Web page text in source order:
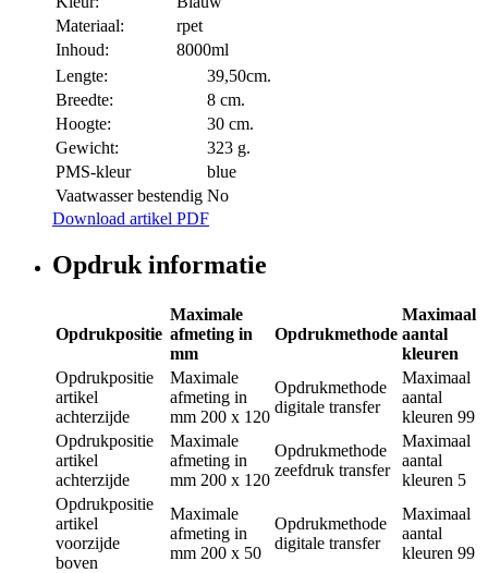
Materiaal:
rpet
Inhoud:
8000ml
Lengte:
39,50cm.
Breedte:
8 cm.
Hoogte:
30 cm.
Gewicht:
323 g.
PMS-kleur
blue
Vaatwasser bestendig No
Download artikel PDF
Opdruk informatie
Opdrukpositie
Maximale
afmeting in
mm
Opdrukmethode
Maximaal
aantal
kleuren
Opdrukpositie
artikel
achterzijde
Maximale
afmeting in
mm 200 x 120
Opdrukmethode
digitale transfer
Maximaal
aantal
kleuren 99
Opdrukpositie
artikel
achterzijde
Maximale
afmeting in
mm 200 x 120
Opdrukmethode
zeefdruk transfer
Maximaal
aantal
kleuren 5
Opdrukpositie
artikel
voorzijde
boven
Maximale
afmeting in
mm 200 x 50
Opdrukmethode
digitale transfer
Maximaal
aantal
kleuren 99